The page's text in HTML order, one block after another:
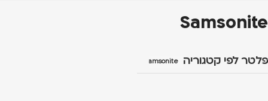
Samsonite
פלטר לפי קטגוריה Samsonite